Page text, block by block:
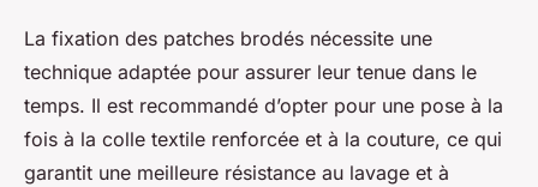
La fixation des patches brodés nécessite une
technique adaptée pour assurer leur tenue dans le
temps. Il est recommandé d’opter pour une pose à la
fois à la colle textile renforcée et à la couture, ce qui
garantit une meilleure résistance au lavage et à